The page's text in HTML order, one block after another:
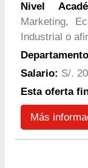
Nivel
Marketing,
Industrial o
Salario: S/.
Esta oferta
Más